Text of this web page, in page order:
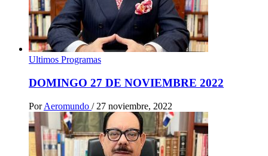
Ultimos Programas
DOMINGO 27 DE NOVIEMBRE 2022
Por Aeromundo / 27 noviembre, 2022